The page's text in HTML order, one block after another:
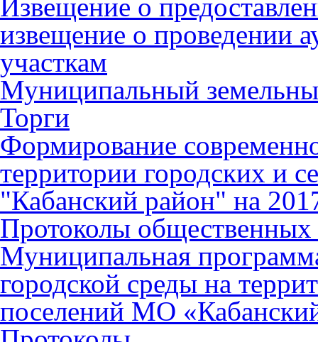
Извещение о
извещение о проведении
участкам
Муниципальный
Торги
Формирование
территории городских и
"Кабанский район" на
Протоколы
Муниципальная
городской среды на
поселений МО